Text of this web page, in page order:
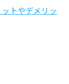
トやデメリッ